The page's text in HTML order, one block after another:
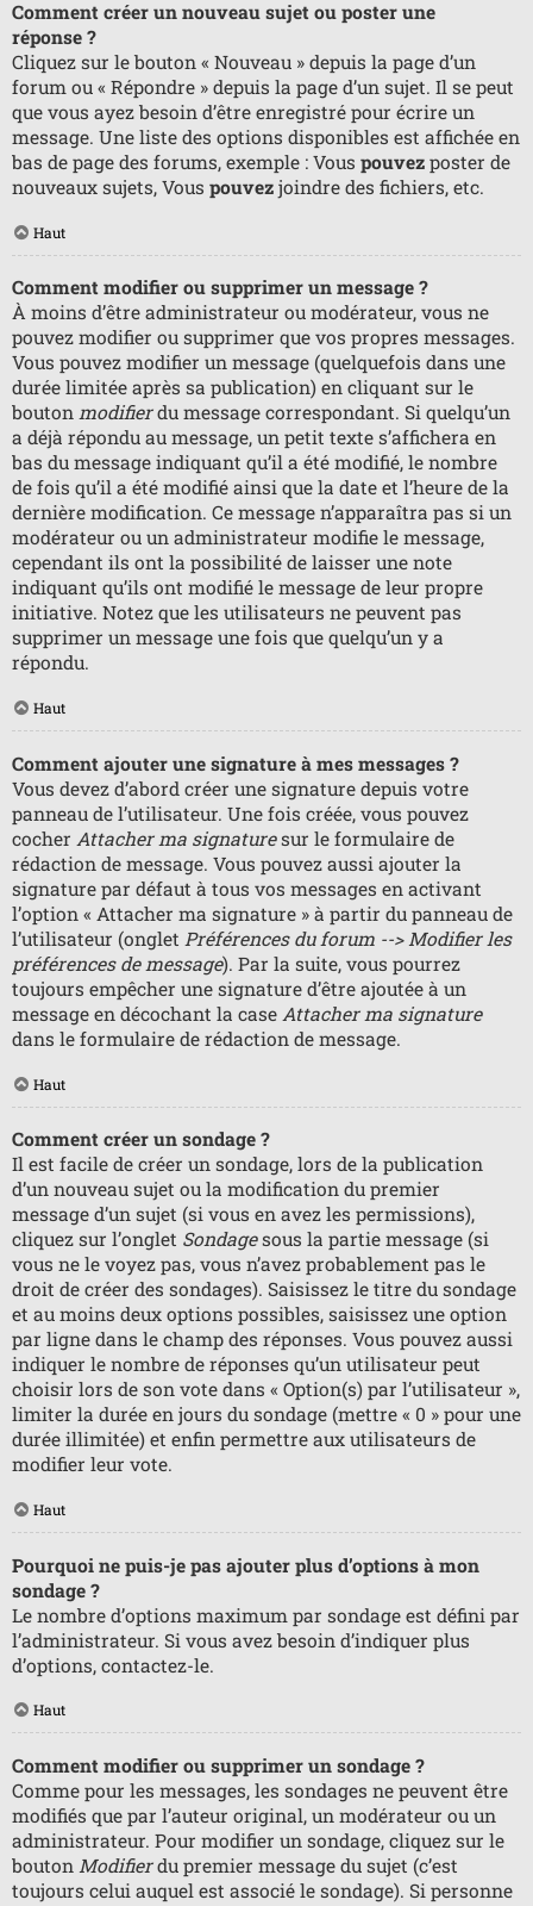
Comment créer un nouveau sujet ou poster une
réponse ?
Cliquez sur le bouton « Nouveau » depuis la page d’un
forum ou « Répondre » depuis la page d’un sujet. Il se peut
que vous ayez besoin d’être enregistré pour écrire un
message. Une liste des options disponibles est affichée en
bas de page des forums, exemple : Vous pouvez poster de
nouveaux sujets, Vous pouvez joindre des fichiers, etc.
Haut
Comment modifier ou supprimer un message ?
À moins d’être administrateur ou modérateur, vous ne
pouvez modifier ou supprimer que vos propres messages.
Vous pouvez modifier un message (quelquefois dans une
durée limitée après sa publication) en cliquant sur le
bouton modifierdu message correspondant. Si quelqu’un
a déjà répondu au message, un petit texte s’affichera en
bas du message indiquant qu’il a été modifié, le nombre
de fois qu’il a été modifié ainsi que la date et l’heure de la
dernière modification. Ce message n’apparaîtra pas si un
modérateur ou un administrateur modifie le message,
cependant ils ont la possibilité de laisser une note
indiquant qu’ils ont modifié le message de leur propre
initiative. Notez que les utilisateurs ne peuvent pas
supprimer un message une fois que quelqu’un y a
répondu.
Haut
Comment ajouter une signature à mes messages ?
Vous devez d’abord créer une signature depuis votre
panneau de l’utilisateur. Une fois créée, vous pouvez
cocher Attacher ma signaturesur le formulaire de
rédaction de message. Vous pouvez aussi ajouter la
signature par défaut à tous vos messages en activant
l’option « Attacher ma signature » à partir du panneau de
l’utilisateur (onglet Préférences du forum --> Modifier les
préférences de message). Par la suite, vous pourrez
toujours empêcher une signature d’être ajoutée à un
message en décochant la case Attacher ma signature
dans le formulaire de rédaction de message.
Haut
Comment créer un sondage ?
Il est facile de créer un sondage, lors de la publication
d’un nouveau sujet ou la modification du premier
message d’un sujet (si vous en avez les permissions),
cliquez sur l’onglet Sondagesous la partie message (si
vous ne le voyez pas, vous n’avez probablement pas le
droit de créer des sondages). Saisissez le titre du sondage
et au moins deux options possibles, saisissez une option
par ligne dans le champ des réponses. Vous pouvez aussi
indiquer le nombre de réponses qu’un utilisateur peut
choisir lors de son vote dans « Option(s) par l’utilisateur »,
limiter la durée en jours du sondage (mettre « 0 » pour une
durée illimitée) et enfin permettre aux utilisateurs de
modifier leur vote.
Haut
Pourquoi ne puis-je pas ajouter plus d’options à mon
sondage ?
Le nombre d’options maximum par sondage est défini par
l’administrateur. Si vous avez besoin d’indiquer plus
d’options, contactez-le.
Haut
Comment modifier ou supprimer un sondage ?
Comme pour les messages, les sondages ne peuvent être
modifiés que par l’auteur original, un modérateur ou un
administrateur. Pour modifier un sondage, cliquez sur le
bouton Modifierdu premier message du sujet (c’est
toujours celui auquel est associé le sondage). Si personne